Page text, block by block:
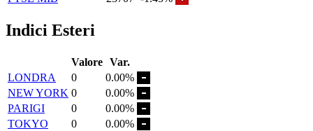
Indici Esteri
Valore Var.
LONDRA
0
0.00%
NEW YORK 0
0.00%
PARIGI
0
0.00%
TOKYO
0
0.00%